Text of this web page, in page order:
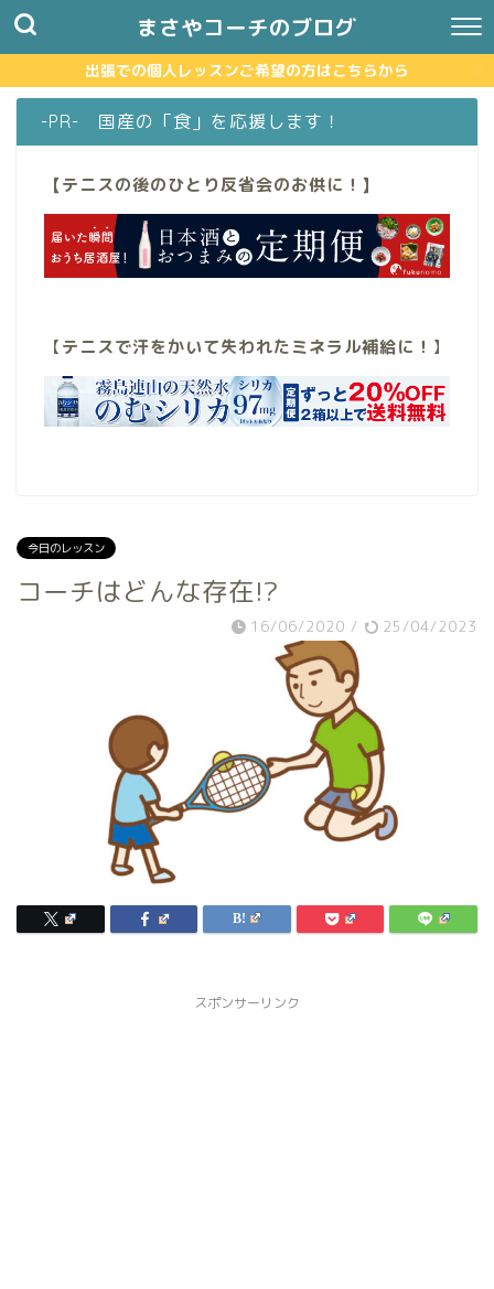
まさやコーチのブログ
出張での個人レッスンご希望の方はこちらから
-PR- 国産の「食」を応援します！
【テニスの後のひとり反省会のお供に！】
【テニスで汗をかいて失われたミネラル補給に！ 】
今日のレッスン
コーチはどんな存在!?
16/06/2020 / 25/04/2023
スポンサーリンク